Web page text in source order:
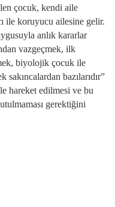
çocuk, kendi aile
ile koruyucu ailesine gelir.
anlık kararlar
vazgeçmek, ilk
biyolojik çocuk ile
bazılarıdır”
hareket edilmesi ve bu
gerektiğini